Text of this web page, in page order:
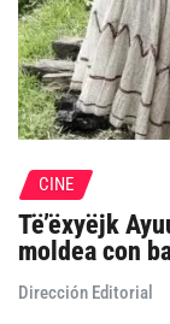
CINE
Të’ëxyëjk
moldea con
Dirección Editorial